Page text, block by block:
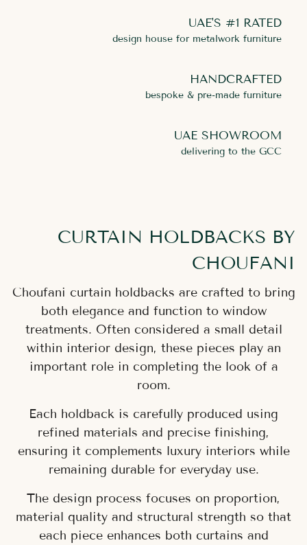
UAE'S #1 RATED
design house for metalwork furniture
HANDCRAFTED
bespoke & pre-made furniture
UAE SHOWROOM
delivering to the GCC
CURTAIN HOLDBACKS BY
CHOUFANI
Choufani curtain holdbacks are crafted to bring
both elegance and function to window
treatments. Often considered a small detail
within interior design, these pieces play an
important role in completing the look of a
room.
Each holdback is carefully produced using
refined materials and precise finishing,
ensuring it complements luxury interiors while
remaining durable for everyday use.
The design process focuses on proportion,
material quality and structural strength so that
each piece enhances both curtains and